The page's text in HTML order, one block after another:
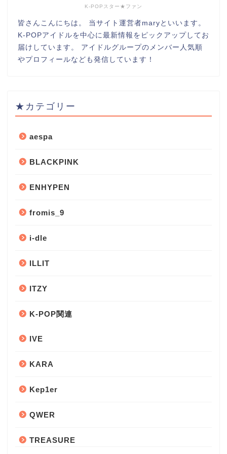
K-POPスター★ファン
皆さんこんにちは。 当サイト運営者maryといいます。
K-POPアイドルを中心に最新情報をピックアップしてお
届けしています。 アイドルグループのメンバー人気順
やプロフィールなども発信しています！
★カテゴリー
aespa
BLACKPINK
ENHYPEN
fromis_9
i-dle
ILLIT
ITZY
K-POP関連
IVE
KARA
Kep1er
QWER
TREASURE